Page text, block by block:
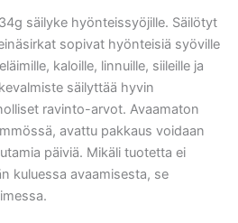
säilyke hyönteissyöjille. Säilötyt
sopivat hyönteisiä syöville
kaloille, linnuille, siileille ja
säilyttää hyvin
ravinto-arvot. Avaamaton
avattu pakkaus voidaan
päiviä. Mikäli tuotetta ei
kuluessa avaamisesta, se